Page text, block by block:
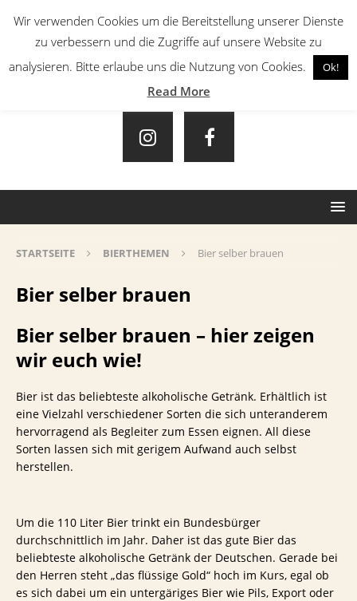
STARTSEITE BIERTHEMEN Bier selber brauen
Bier selber brauen
Bier selber brauen – hier zeigen
wir euch wie!
Bier ist das beliebteste alkoholische Getränk. Erhältlich ist
eine Vielzahl verschiedener Sorten die sich unteranderem
hervorragend als Begleiter zum Essen eignen. All diese
Sorten lassen sich mit gerigem Aufwand auch selbst
herstellen.
Um die 110 Liter Bier trinkt ein Bundesbürger
durchschnittlich im Jahr. Daher ist das gute Bier das
beliebteste alkoholische Getränk der Deutschen. Gerade bei
den Herren steht „das flüssige Gold“ hoch im Kurs, egal ob
es sich dabei um ein untergäriges Bier wie Pils, Export oder
Wir verwenden Cookies um die Bereitstellung unserer Dienste
zu verbessern und die Zugriffe auf unsere Website zu
analysieren. Bitte erlaube uns die Nutzung von Cookies.
Ok!
Read More